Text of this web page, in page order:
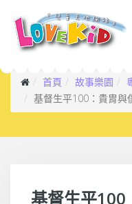
首頁 故事樂園
基督生平100：貴胄與
基督生平100